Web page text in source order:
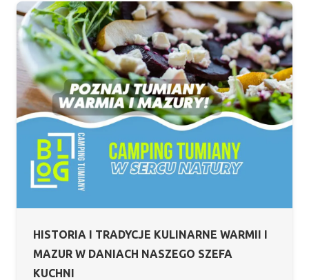
HISTORIA I TRADYCJE KULINARNE WARMII I
MAZUR W DANIACH NASZEGO SZEFA
KUCHNI